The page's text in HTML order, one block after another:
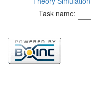
Task name: